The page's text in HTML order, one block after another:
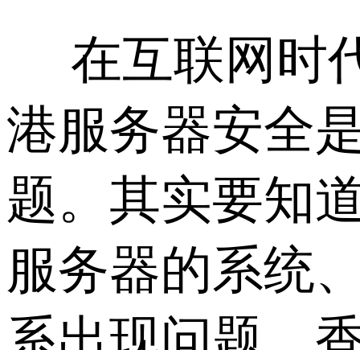
在互联网时
港服务器安全
题。其实要知
服务器的系统